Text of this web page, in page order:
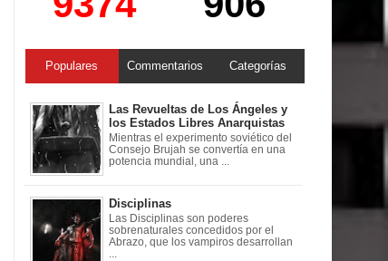
Populares Commentarios Categorías
Las Revueltas de Los Ángeles y
los Estados Libres Anarquistas
Mientras el experimento soviético del
Consejo Brujah se convertía en una
potencia mundial, una ...
Disciplinas
Las Disciplinas son poderes
sobrenaturales concedidos por el
Abrazo, que los vampiros desarrollan